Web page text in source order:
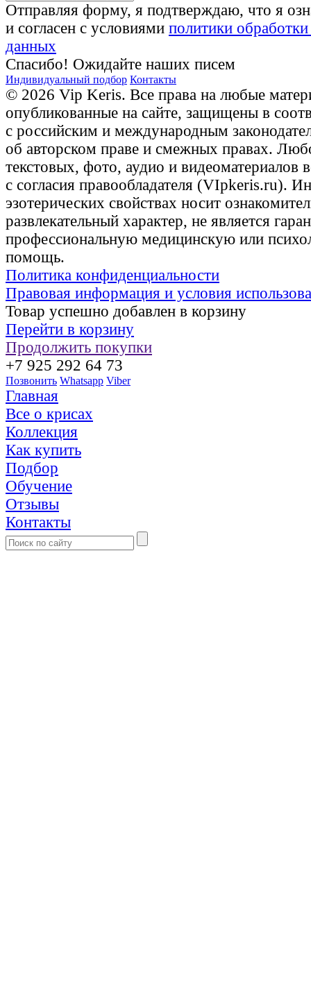
Отправляя форму, я подтверждаю, что я
и согласен с условиями политики
данных
Спасибо! Ожидайте наших писем
Индивидуальный подбор Контакты
© 2026 Vip Keris. Все права на любые
опубликованные на сайте, защищены в
с российским и международным
об авторском праве и смежных правах.
текстовых, фото, аудио и видеоматериалов
с согласия правообладателя (VIpkeris.ru).
эзотерических свойствах носит
развлекательный характер, не является
профессиональную медицинскую или
помощь.
Политика конфиденциальности
Правовая информация и условия
Товар успешно добавлен в корзину
Перейти в корзину
Продолжить покупки
+7 925 292 64 73
Позвонить Whatsapp Viber
Главная
Все о крисах
Коллекция
Как купить
Подбор
Обучение
Отзывы
Контакты